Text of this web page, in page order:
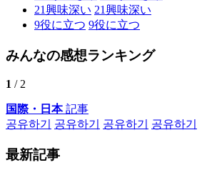
21興味深い 21興味深い
9役に立つ 9役に立つ
みんなの感想ランキング
1 / 2
国際・日本記事
공유하기
공유하기 공유하기 공유하기
最新記事